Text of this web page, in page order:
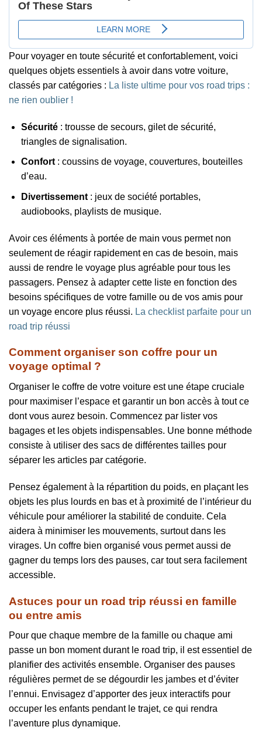
Pour voyager en toute sécurité et confortablement, voici
quelques objets essentiels à avoir dans votre voiture,
classés par catégories : La liste ultime pour vos road trips :
ne rien oublier !
Sécurité: trousse de secours, gilet de sécurité,
triangles de signalisation.
Confort: coussins de voyage, couvertures, bouteilles
d’eau.
Divertissement: jeux de société portables,
audiobooks, playlists de musique.
Avoir ces éléments à portée de main vous permet non
seulement de réagir rapidement en cas de besoin, mais
aussi de rendre le voyage plus agréable pour tous les
passagers. Pensez à adapter cette liste en fonction des
besoins spécifiques de votre famille ou de vos amis pour
un voyage encore plus réussi. La checklist parfaite pour un
road trip réussi
Comment organiser son coffre pour un
voyage optimal ?
Organiser le coffre de votre voiture est une étape cruciale
pour maximiser l’espace et garantir un bon accès à tout ce
dont vous aurez besoin. Commencez par lister vos
bagages et les objets indispensables. Une bonne méthode
consiste à utiliser des sacs de différentes tailles pour
séparer les articles par catégorie.
Pensez également à la répartition du poids, en plaçant les
objets les plus lourds en bas et à proximité de l’intérieur du
véhicule pour améliorer la stabilité de conduite. Cela
aidera à minimiser les mouvements, surtout dans les
virages. Un coffre bien organisé vous permet aussi de
gagner du temps lors des pauses, car tout sera facilement
accessible.
Astuces pour un road trip réussi en famille
ou entre amis
Pour que chaque membre de la famille ou chaque ami
passe un bon moment durant le road trip, il est essentiel de
planifier des activités ensemble. Organiser des pauses
régulières permet de se dégourdir les jambes et d’éviter
l’ennui. Envisagez d’apporter des jeux interactifs pour
occuper les enfants pendant le trajet, ce qui rendra
l’aventure plus dynamique.